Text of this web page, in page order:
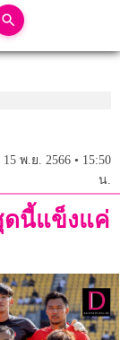
15 พ.ย. 2566 • 15:50
น.
ดนี้แข็งแค่